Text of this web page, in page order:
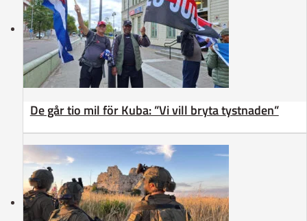
De går tio mil för Kuba: ”Vi vill bryta tystnaden”